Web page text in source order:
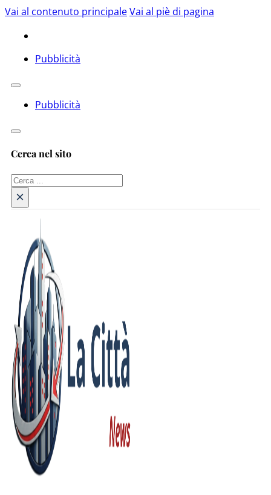
Vai al contenuto principaleVai al piè di pagina
Pubblicità
Pubblicità
Cerca nel sito
Cerca
×